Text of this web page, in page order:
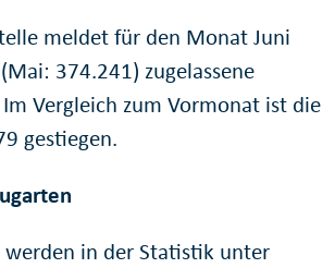
meldet für den Monat Juni
374.241) zugelassene
Im Vergleich zum Vormonat ist die
gestiegen.
in der Statistik unter